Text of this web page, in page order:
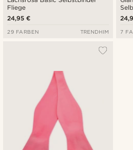
Fliege
24,95 €
29 FARBEN TRENDHIM 7